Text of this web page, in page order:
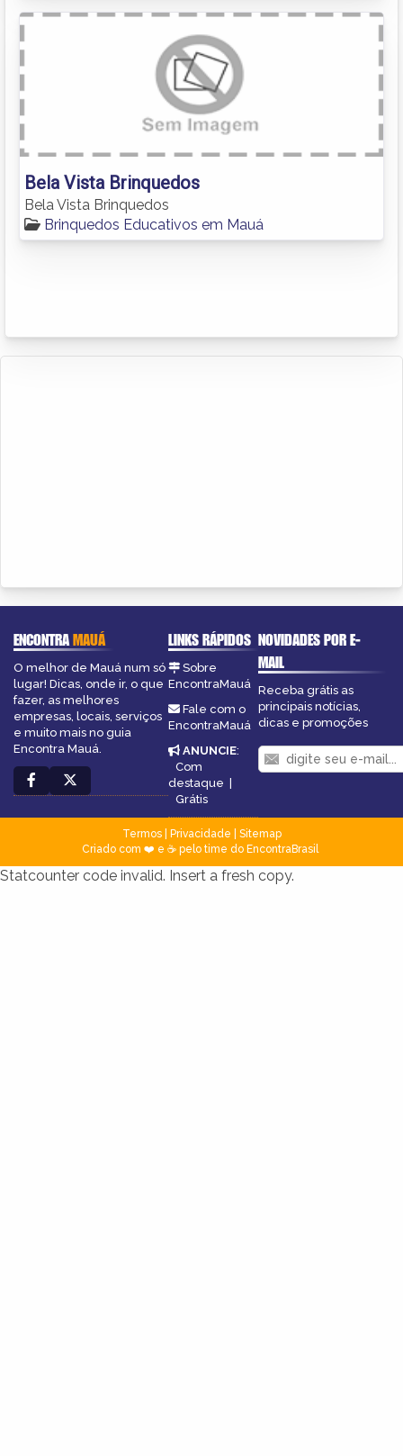
Bela Vista Brinquedos
Bela Vista Brinquedos
Brinquedos Educativos em Mauá
ENCONTRAMAUÁ
O melhor de Mauá num só
lugar! Dicas, onde ir, o que
fazer, as melhores
empresas, locais, serviços
e muito mais no guia
Encontra Mauá.
LINKS RÁPIDOS
Sobre
EncontraMauá
Fale com o
EncontraMauá
ANUNCIE:
Com
destaque |
Grátis
NOVIDADES POR E-
MAIL
Receba grátis as
principais notícias,
dicas e promoções
Termos| Privacidade
Sitemap
Criado com ❤️ e ☕ pelo time do EncontraBrasil
Statcounter code invalid. Insert a fresh copy.